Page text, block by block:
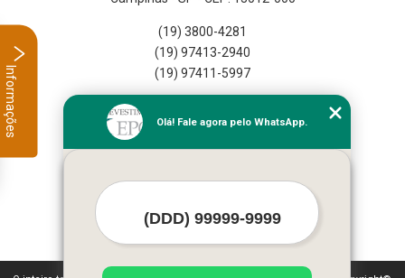
(19) 3800-4281
(19) 97413-2940
(19) 97411-5997
Empresa
Missão
Mapa do site
Mais Serviços
Olá! Fale agora pelo WhatsApp.
Informações